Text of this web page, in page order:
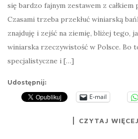
się bardzo fajnym zestawem z
Czasami trzeba przekłuć winiarską
znajduję i zejść na ziemię, bliżej tego,
winiarska rzeczywistość w Polsce. Bo
specjalistyczne i […]
Udostępnij:
E-mail
CZYTAJ WIĘCEJ